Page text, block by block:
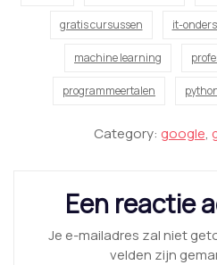
gratis cursussen it-
machine learning
programmeertalen
Category: google,
Een reactie
Je e-mailadres zal niet
velden zijn